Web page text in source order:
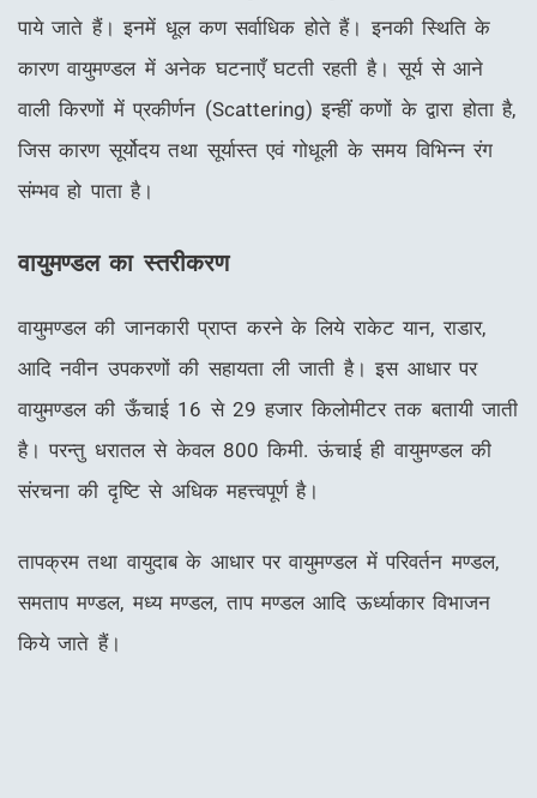
पाये जाते हैं। इनमें धूल कण सर्वाधिक होते हैं। इनकी स्थिति के
कारण वायुमण्डल में अनेक घटनाएँ घटती रहती है। सूर्य से आने
वाली किरणों में प्रकीर्णन (Scattering) इन्हीं कणों के द्वारा होता है,
जिस कारण सूर्योदय तथा सूर्यास्त एवं गोधूली के समय विभिन्न रंग
संम्भव हो पाता है।
वायुमण्डल का स्तरीकरण
वायुमण्डल की जानकारी प्राप्त करने के लिये राकेट यान, राडार,
आदि नवीन उपकरणों की सहायता ली जाती है। इस आधार पर
वायुमण्डल की ऊँचाई 16 से 29 हजार किलोमीटर तक बतायी जाती
है। परन्तु धरातल से केवल 800 किमी. ऊंचाई ही वायुमण्डल की
संरचना की दृष्टि से अधिक महत्त्वपूर्ण है।
तापक्रम तथा वायुदाब के आधार पर वायुमण्डल में परिवर्तन मण्डल,
समताप मण्डल, मध्य मण्डल, ताप मण्डल आदि ऊर्ध्याकार विभाजन
किये जाते हैं।